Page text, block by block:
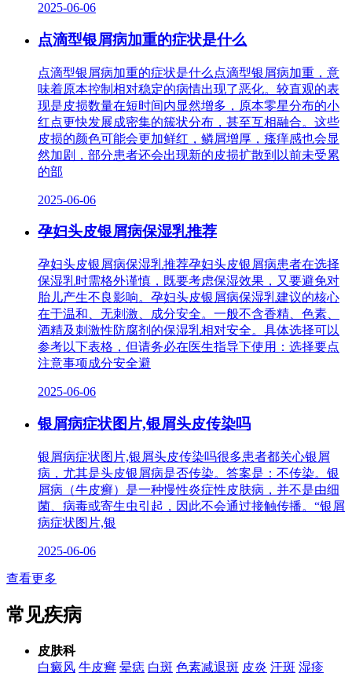
2025-06-06
点滴型银屑病加重的症状是什么
点滴型银屑病加重的症状是什么点滴型银屑病加重，意
味着原本控制相对稳定的病情出现了恶化。较直观的表
现是皮损数量在短时间内显然增多，原本零星分布的小
红点更快发展成密集的簇状分布，甚至互相融合。这些
皮损的颜色可能会更加鲜红，鳞屑增厚，瘙痒感也会显
然加剧，部分患者还会出现新的皮损扩散到以前未受累
的部
2025-06-06
孕妇头皮银屑病保湿乳推荐
孕妇头皮银屑病保湿乳推荐孕妇头皮银屑病患者在选择
保湿乳时需格外谨慎，既要考虑保湿效果，又要避免对
胎儿产生不良影响。孕妇头皮银屑病保湿乳建议的核心
在于温和、无刺激、成分安全。一般不含香精、色素、
酒精及刺激性防腐剂的保湿乳相对安全。具体选择可以
参考以下表格，但请务必在医生指导下使用：选择要点
注意事项成分安全避
2025-06-06
银屑病症状图片,银屑头皮传染吗
银屑病症状图片,银屑头皮传染吗很多患者都关心银屑
病，尤其是头皮银屑病是否传染。答案是：不传染。银
屑病（牛皮癣）是一种慢性炎症性皮肤病，并不是由细
菌、病毒或寄生虫引起，因此不会通过接触传播。“银屑
病症状图片,银
2025-06-06
查看更多
常见疾病
皮肤科
白癜风 牛皮癣 晕痣 白斑 色素减退斑 皮炎 汗斑 湿疹